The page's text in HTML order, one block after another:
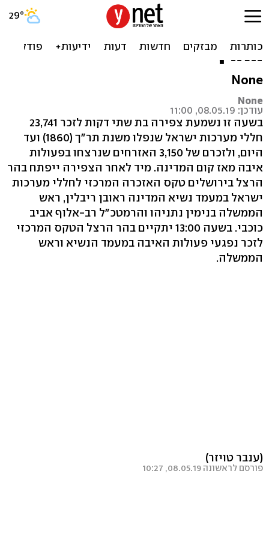
אירועי יום הזיכרון: בשעה זו
נשמעת צפירת דומייה ברחבי
הארץ
None
None
עודכן: 08.05.19, 11:00
בשעה זו נשמעת צפירה בת שתי דקות לזכר 23,741
חללי מערכות ישראל שנפלו משנת תר"ך (1860) ועד
היום, ולזכרם של 3,150 האזרחים שנרצחו בפעולות
איבה מאז קום המדינה. מיד לאחר הצפירה ייפתח בהר
הרצל בירושלים טקס האזכרה המרכזי לחללי מערכות
ישראל במעמד נשיא המדינה ראובן ריבלין, ראש
הממשלה בנימין נתניהו והרמטכ"ל רב-אלוף אביב
כוכבי. בשעה 13:00 יתקיים בהר הרצל הטקס המרכזי
לזכר נפגעי פעולות האיבה במעמד הנשיא וראש
הממשלה.
(ענבר טויזר)
פורסם לראשונה 08.05.19, 10:27